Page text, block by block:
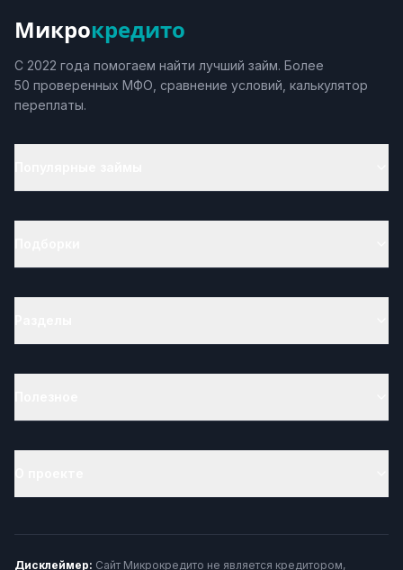
Микрокредито
С 2022 года помогаем найти лучший займ. Более
50 проверенных МФО, сравнение условий, калькулятор
переплаты.
Дисклеймер: Сайт Микрокредито не является кредитором,